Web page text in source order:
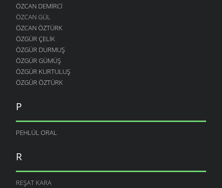
ÖZCAN DEMIRCI
ÖZCAN GÜL
ÖZCAN ÖZTÜRK
ÖZGÜR ÇELIK
ÖZGÜR DURMUŞ
ÖZGÜR GÜMÜŞ
ÖZGÜR KURTULUŞ
ÖZGÜR ÖZTÜRK
P
PEHLÜL ORAL
R
REŞAT KARA